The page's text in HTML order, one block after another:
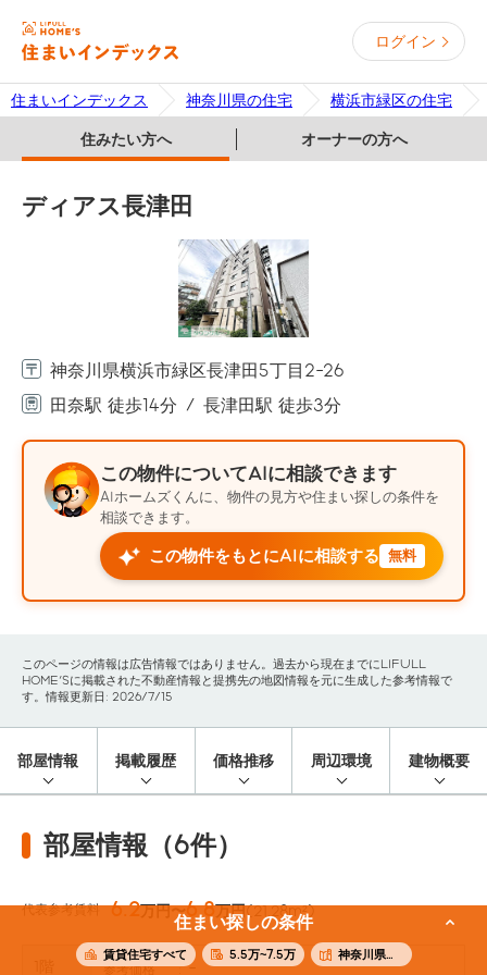
ログイン
住まいインデックス 神奈川県の住宅 横浜市緑区の住宅
住みたい方へ オーナーの方へ
住まい探しの条件
賃貸住宅すべて 5.5万~7.5万 神奈川県横浜市緑区
ディアス長津田
神奈川県横浜市緑区長津田5丁目2-26
田奈駅 徒歩14分
長津田駅 徒歩3分
この物件についてAIに相談できます
AIホームズくんに、物件の見方や住まい探しの条件を
相談できます。
この物件をもとにAIに相談する 無料
このページの情報は広告情報ではありません。過去から現在までにLIFULL
HOME'Sに掲載された不動産情報と提携先の地図情報を元に生成した参考情報で
す。情報更新日: 2026/7/15
部屋情報 掲載履歴 価格推移 周辺環境 建物概要
部屋情報（6件）
代表参考賃料 6.2万円〜6.8万円(21.28m²)
参考価格 -